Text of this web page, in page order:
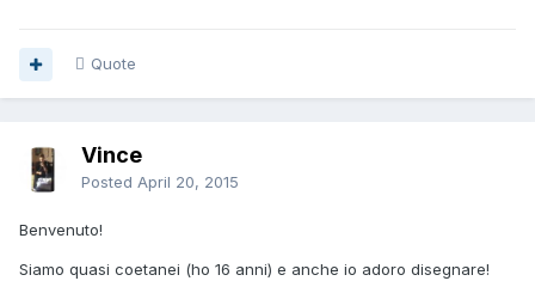
Quote
Vince
Posted April 20, 2015
Benvenuto!
Siamo quasi coetanei (ho 16 anni) e anche io adoro disegnare!